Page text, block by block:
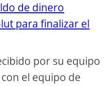
de dinero
para finalizar el
por su equipo
el equipo de